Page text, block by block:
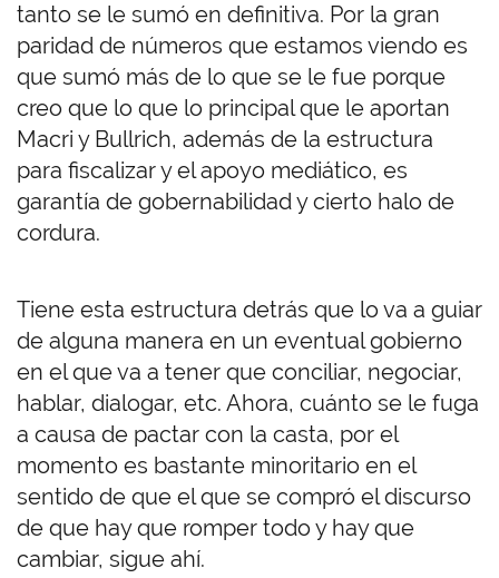
tanto se le sumó en definitiva. Por la gran
paridad de números que estamos viendo es
que sumó más de lo que se le fue porque
creo que lo que lo principal que le aportan
Macri y Bullrich, además de la estructura
para fiscalizar y el apoyo mediático, es
garantía de gobernabilidad y cierto halo de
cordura.
Tiene esta estructura detrás que lo va a guiar
de alguna manera en un eventual gobierno
en el que va a tener que conciliar, negociar,
hablar, dialogar, etc. Ahora, cuánto se le fuga
a causa de pactar con la casta, por el
momento es bastante minoritario en el
sentido de que el que se compró el discurso
de que hay que romper todo y hay que
cambiar, sigue ahí.